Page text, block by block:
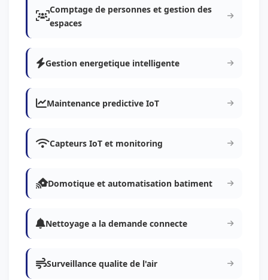
Comptage de personnes et gestion des
espaces
Gestion energetique intelligente
Maintenance predictive IoT
Capteurs IoT et monitoring
Domotique et automatisation batiment
Nettoyage a la demande connecte
Surveillance qualite de l'air